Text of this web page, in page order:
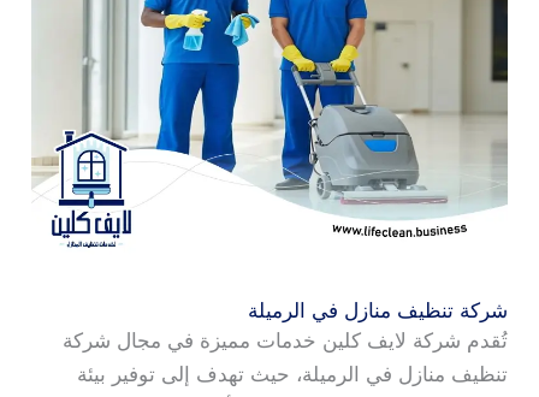
شركة تنظيف منازل في الرميلة
تُقدم شركة لايف كلين خدمات مميزة في مجال شركة
تنظيف منازل في الرميلة، حيث تهدف إلى توفير بيئة